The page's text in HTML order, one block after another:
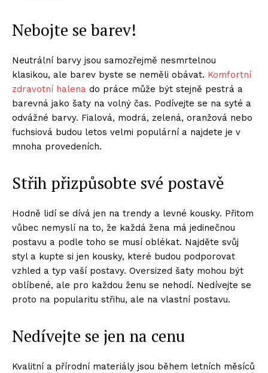
Nebojte se barev!
Neutrální barvy jsou samozřejmě nesmrtelnou
klasikou, ale barev byste se neměli obávat. Komfortní
zdravotní halena do práce může být stejně pestrá a
barevná jako šaty na volný čas. Podívejte se na syté a
odvážné barvy. Fialová, modrá, zelená, oranžová nebo
fuchsiová budou letos velmi populární a najdete je v
mnoha provedeních.
Střih přizpůsobte své postavě
Hodně lidí se dívá jen na trendy a levné kousky. Přitom
vůbec nemyslí na to, že každá žena má jedinečnou
postavu a podle toho se musí oblékat. Najděte svůj
styl a kupte si jen kousky, které budou podporovat
vzhled a typ vaší postavy. Oversized šaty mohou být
oblíbené, ale pro každou ženu se nehodí. Nedívejte se
proto na popularitu střihu, ale na vlastní postavu.
Nedívejte se jen na cenu
Kvalitní a přírodní materiály jsou během letních měsíců